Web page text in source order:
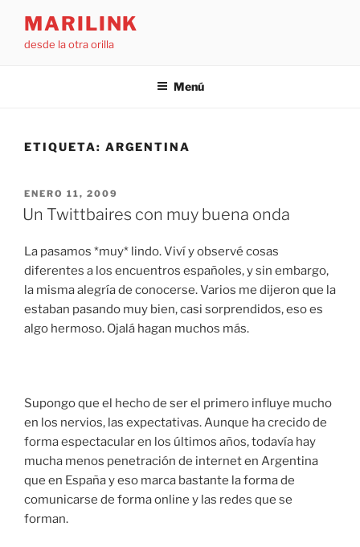
contenido
MARILINK
desde la otra orilla
Menú
ETIQUETA: ARGENTINA
PUBLICADO
EL
ENERO 11, 2009
Un Twittbaires con muy buena onda
La pasamos *muy* lindo. Viví y observé cosas
diferentes a los encuentros españoles, y sin embargo,
la misma alegría de conocerse. Varios me dijeron que la
estaban pasando muy bien, casi sorprendidos, eso es
algo hermoso. Ojalá hagan muchos más.
Supongo que el hecho de ser el primero influye mucho
en los nervios, las expectativas. Aunque ha crecido de
forma espectacular en los últimos años, todavía hay
mucha menos penetración de internet en Argentina
que en España y eso marca bastante la forma de
comunicarse de forma online y las redes que se
forman.